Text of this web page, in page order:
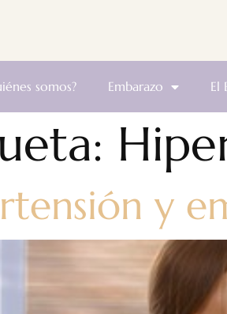
somos? Embarazo El
y